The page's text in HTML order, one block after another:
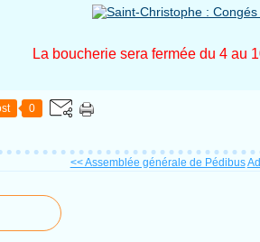
La boucherie sera fermée du 4 au
0
<< Assemblée générale de Pédibus